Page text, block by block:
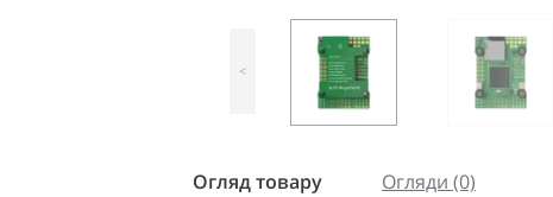
<
Огляд товару Огляди (0)